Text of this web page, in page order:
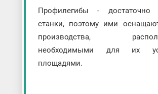
Профилегибы - достаточно
станки, поэтому ими
производства,
необходимыми для их
площадями.